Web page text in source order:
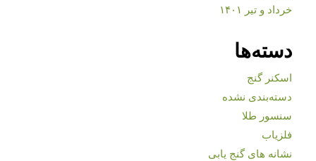
خرداد و تیر ۱۴۰۱
دسته‌ها
اسکنر گنج
دسته‌بندی نشده
سنسور طلا
فلزیاب
نشانه های گنج یابی